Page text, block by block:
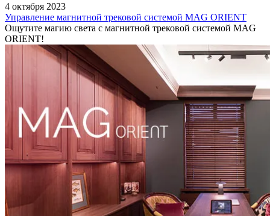
4 октября 2023
Управление магнитной трековой системой MAG ORIENT
Ощутите магию света с магнитной трековой системой MAG
ORIENT!